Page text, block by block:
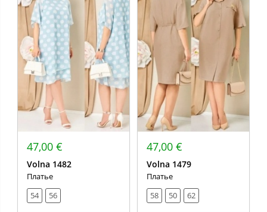
47,00 €
Volna 1482
Платье
54
56
47,00 €
Volna 1479
Платье
58
50 62